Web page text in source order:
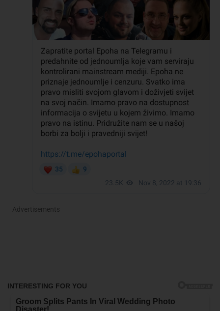
Advertisements